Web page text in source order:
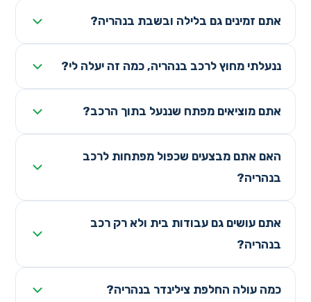
אתם זמינים גם בלילה ובשבת בנהריה?
ננעלתי מחוץ לרכב בנהריה, כמה זה יעלה לי?
אתם מוציאים מפתח שננעל בתוך הרכב?
האם אתם מבצעים שכפול מפתחות לרכב
בנהריה?
אתם עושים גם עבודות בית ולא רק רכב
בנהריה?
כמה עולה החלפת צילינדר בנהריה?